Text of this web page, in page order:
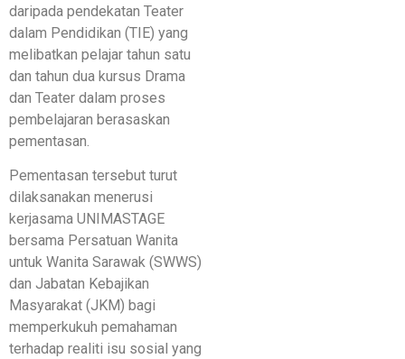
daripada pendekatan Teater
dalam Pendidikan (TIE) yang
melibatkan pelajar tahun satu
dan tahun dua kursus Drama
dan Teater dalam proses
pembelajaran berasaskan
pementasan.
Pementasan tersebut turut
dilaksanakan menerusi
kerjasama UNIMASTAGE
bersama Persatuan Wanita
untuk Wanita Sarawak (SWWS)
dan Jabatan Kebajikan
Masyarakat (JKM) bagi
memperkukuh pemahaman
terhadap realiti isu sosial yang